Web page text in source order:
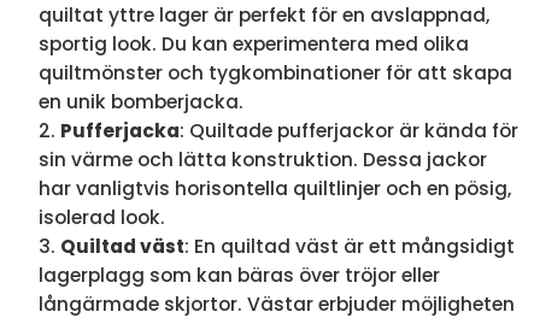
quiltat yttre lager är perfekt för en avslappnad,
sportig look. Du kan experimentera med olika
quiltmönster och tygkombinationer för att skapa
en unik bomberjacka.
Pufferjacka: Quiltade pufferjackor är kända för
sin värme och lätta konstruktion. Dessa jackor
har vanligtvis horisontella quiltlinjer och en pösig,
isolerad look.
Quiltad väst: En quiltad väst är ett mångsidigt
lagerplagg som kan bäras över tröjor eller
långärmade skjortor. Västar erbjuder möjligheten